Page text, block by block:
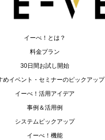
イーべ！とは？
料金プラン
30日間お試し開始
めイベント・セミナーのピックアップ
イーべ！活用アイデア
事例＆活用例
システムピックアップ
イーべ！機能